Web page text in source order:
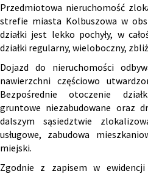
Przedmiotowa nieruchomość
strefie miasta Kolbuszowa w
działki jest lekko pochyły, w
działki regularny, wieloboczny,
Dojazd do nieruchomości
nawierzchni częściowo
Bezpośrednie otoczenie
gruntowe niezabudowane oraz
dalszym sąsiedztwie
usługowe, zabudowa
miejski.
Zgodnie z zapisem w